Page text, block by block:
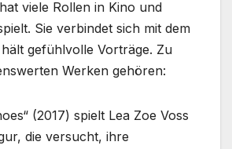
viele Rollen in Kino und
Sie verbindet sich mit dem
gefühlvolle Vorträge. Zu
Werken gehören:
(2017) spielt Lea Zoe Voss
die versucht, ihre